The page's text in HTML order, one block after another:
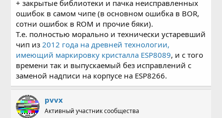
+ закрытые библиотеки и пачка неисправленных
ошибок в самом чипе (в основном ошибка в BOR,
сотни ошибок в ROM и прочие бяки).
Т.е. полностью морально и технически устаревший
чип из 2012 года на древней технологии,
имеющий маркировку кристалла ESP8089, и с того
времени так и выпускаемый без исправлений с
заменой надписи на корпусе на ESP8266.
pvvx
Активный участник сообщества